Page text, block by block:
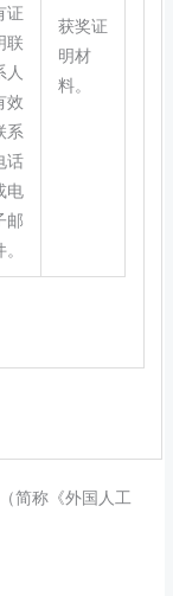
证
联
人
效
系
话
电
邮
获奖证
明材
料。
简称《外国人工